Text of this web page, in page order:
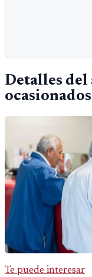
Detalles del
ocasionados
Te puede interesar